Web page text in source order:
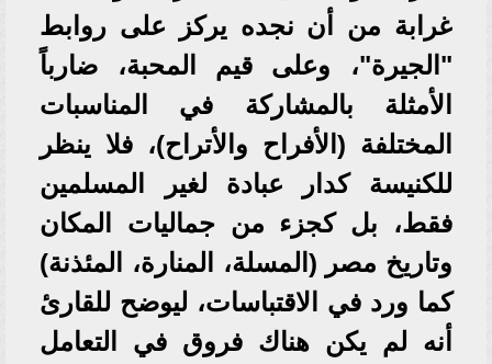
غرابة من أن نجده يركز على روابط
"الجيرة"، وعلى قيم المحبة، ضارباً
الأمثلة بالمشاركة في المناسبات
المختلفة (الأفراح والأتراح)، فلا ينظر
للكنيسة كدار عبادة لغير المسلمين
فقط، بل كجزء من جماليات المكان
وتاريخ مصر (المسلة، المنارة، المئذنة)
كما ورد في الاقتباسات، ليوضح للقارئ
أنه لم يكن هناك فروق في التعامل